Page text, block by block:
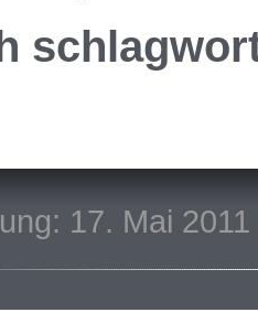
17. Mai